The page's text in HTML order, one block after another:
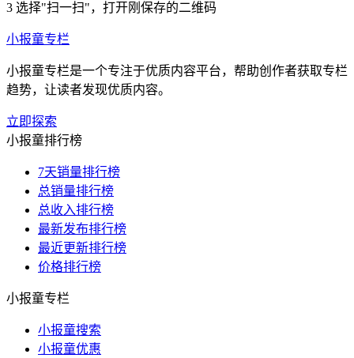
3 选择"扫一扫"，打开刚保存的二维码
小报童专栏
小报童专栏是一个专注于优质内容平台，帮助创作者获取专栏
趋势，让读者发现优质内容。
立即探索
小报童排行榜
7天销量排行榜
总销量排行榜
总收入排行榜
最新发布排行榜
最近更新排行榜
价格排行榜
小报童专栏
小报童搜索
小报童优惠